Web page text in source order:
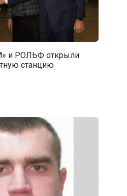
и РОЛЬФ открыли
станцию